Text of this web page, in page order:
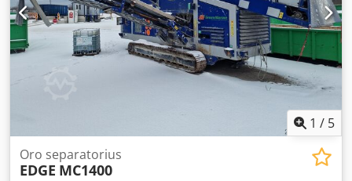
1 / 5
Oro separatorius
EDGE MC1400